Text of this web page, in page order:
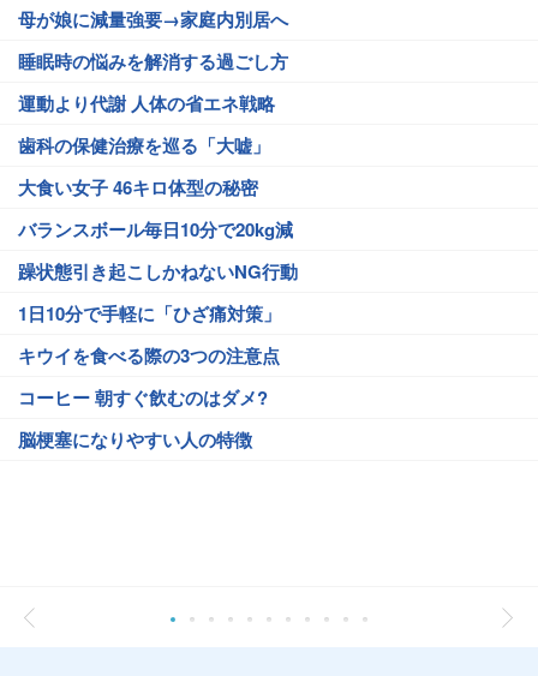
母が娘に減量強要→家庭内別居へ
睡眠時の悩みを解消する過ごし方
運動より代謝 人体の省エネ戦略
歯科の保健治療を巡る「大嘘」
大食い女子 46キロ体型の秘密
バランスボール毎日10分で20kg減
躁状態引き起こしかねないNG行動
1日10分で手軽に「ひざ痛対策」
キウイを食べる際の3つの注意点
コーヒー 朝すぐ飲むのはダメ?
脳梗塞になりやすい人の特徴